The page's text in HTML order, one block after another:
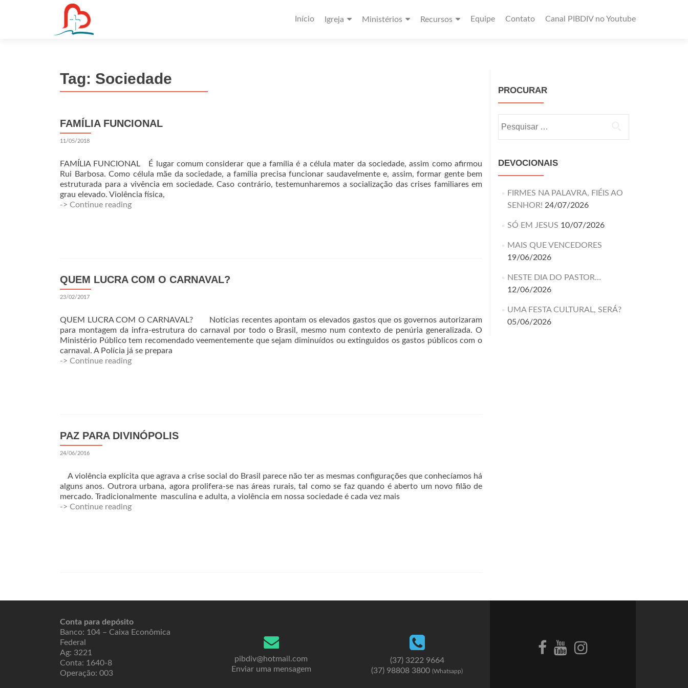
Início Igreja Ministérios Recursos Equipe Contato Canal PIBDIV no Youtube
Tag: Sociedade
FAMÍLIA FUNCIONAL
11/05/2018
FAMÍLIA FUNCIONAL É lugar comum considerar que a família é a célula mater da sociedade, assim como afirmou
Rui Barbosa. Como célula mãe da sociedade, a família precisa funcionar saudavelmente e, assim, formar gente bem
estruturada para a vivência em sociedade. Caso contrário, testemunharemos a socialização das crises familiares em
grau elevado. Violência física,
-> Continue reading
QUEM LUCRA COM O CARNAVAL?
23/02/2017
QUEM LUCRA COM O CARNAVAL? Notícias recentes apontam os elevados gastos que os governos autorizaram
para montagem da infra-estrutura do carnaval por todo o Brasil, mesmo num contexto de penúria generalizada. O
Ministério Público tem recomendado veementemente que sejam diminuídos ou extinguidos os gastos públicos com o
carnaval. A Polícia já se prepara
-> Continue reading
PAZ PARA DIVINÓPOLIS
24/06/2016
A violência explícita que agrava a crise social do Brasil parece não ter as mesmas configurações que conhecíamos há
alguns anos. Outrora urbana, agora prolifera-se nas áreas rurais, tal como se faz quando é aberto um novo filão de
mercado. Tradicionalmente masculina e adulta, a violência em nossa sociedade é cada vez mais
-> Continue reading
PROCURAR
DEVOCIONAIS
FIRMES NA PALAVRA, FIÉIS AO
SENHOR! 24/07/2026
SÓ EM JESUS 10/07/2026
MAIS QUE VENCEDORES
19/06/2026
NESTE DIA DO PASTOR…
12/06/2026
UMA FESTA CULTURAL, SERÁ?
05/06/2026
Conta para depósito
Banco: 104 – Caixa Econômica
Federal
Ag: 3221
Conta: 1640-8
Operação: 003
pibdiv@hotmail.com
Enviar uma mensagem
(37) 3222 9664
(37) 98808 3800 (Whatsapp)